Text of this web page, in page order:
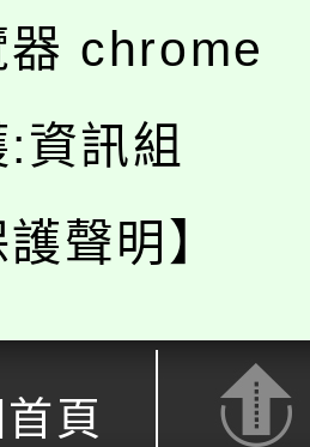
器 chrome
資訊組
聲明】
頁